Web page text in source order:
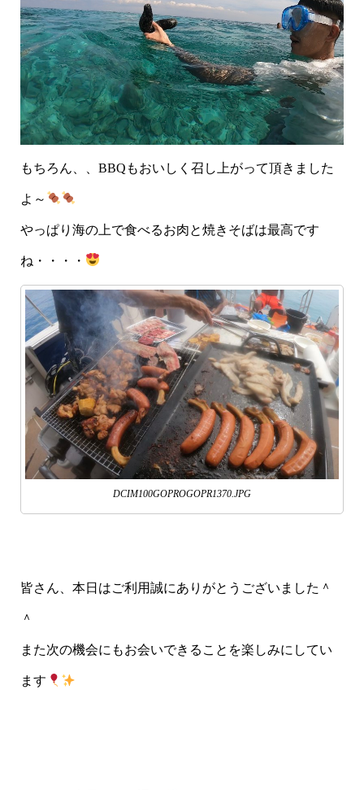
もちろん、、BBQもおいしく召し上がって頂きました
よ～
やっぱり海の上で食べるお肉と焼きそばは最高です
ね・・・・
DCIM100GOPROGOPR1370.JPG
皆さん、本日はご利用誠にありがとうございました＾
＾
また次の機会にもお会いできることを楽しみにしてい
ます